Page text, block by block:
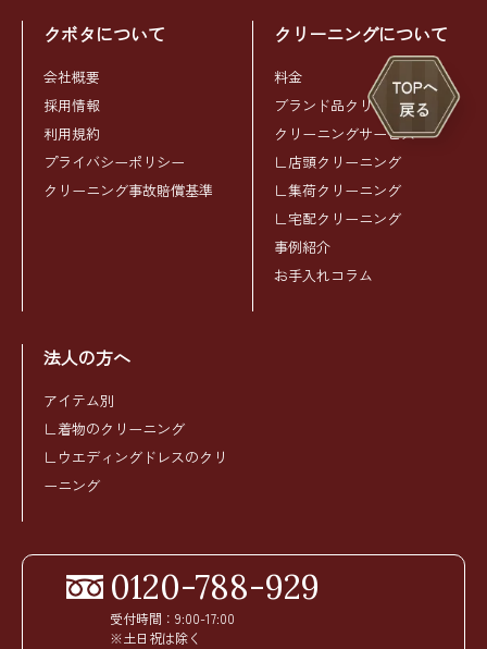
クボタについて
会社概要
採用情報
利用規約
プライバシーポリシー
クリーニング事故賠償基準
クリーニングについて
料金
ブランド品クリーニング
クリーニングサービス
∟店頭クリーニング
∟集荷クリーニング
∟宅配クリーニング
事例紹介
お手入れコラム
法人の方へ
アイテム別
∟着物のクリーニング
∟ウエディングドレスのクリ
ーニング
0120-788-929
受付時間：9:00-17:00
※土日祝は除く